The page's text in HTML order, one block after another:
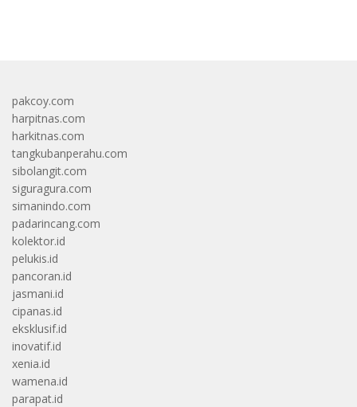
pakcoy.com
harpitnas.com
harkitnas.com
tangkubanperahu.com
sibolangit.com
siguragura.com
simanindo.com
padarincang.com
kolektor.id
pelukis.id
pancoran.id
jasmani.id
cipanas.id
eksklusif.id
inovatif.id
xenia.id
wamena.id
parapat.id